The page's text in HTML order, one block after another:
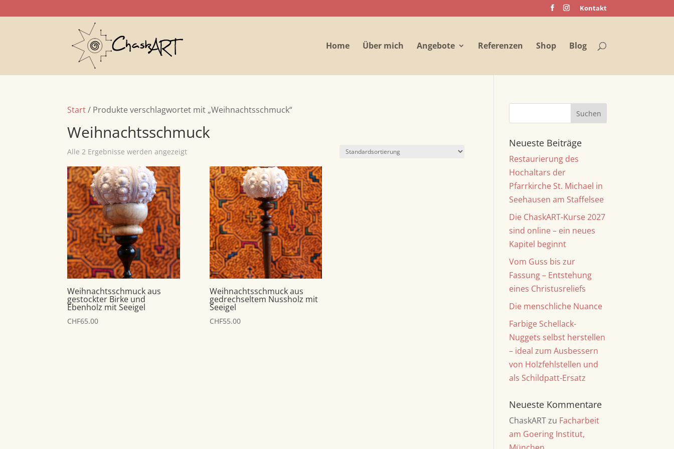
Kontakt
Home Über mich Angebote Referenzen Shop Blog
Start/ Produkte verschlagwortet mit „Weihnachtsschmuck“
Weihnachtsschmuck
Alle 2 Ergebnisse werden angezeigt
Weihnachtsschmuck aus
gestockter Birke und
Ebenholz mit Seeigel
CHF65.00
Weihnachtsschmuck aus
gedrechseltem Nussholz mit
Seeigel
CHF55.00
Neueste Beiträge
Restaurierung des
Hochaltars der
Pfarrkirche St. Michael in
Seehausen am Staffelsee
Die ChaskART-Kurse 2027
sind online – ein neues
Kapitel beginnt
Vom Guss bis zur
Fassung – Entstehung
eines Christusreliefs
Die menschliche Nuance
Farbige Schellack-
Nuggets selbst herstellen
– ideal zum Ausbessern
von Holzfehlstellen und
als Schildpatt-Ersatz
Neueste Kommentare
ChaskARTzu Facharbeit
am Goering Institut,